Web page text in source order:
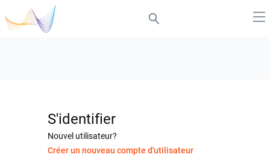
S'identifier
Nouvel utilisateur?
Créer un nouveau compte d'utilisateur